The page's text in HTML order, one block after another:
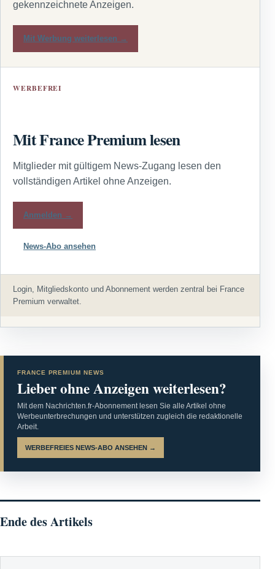
gekennzeichnete Anzeigen.
Mit Werbung weiterlesen →
WERBEFREI
Mit France Premium lesen
Mitglieder mit gültigem News-Zugang lesen den
vollständigen Artikel ohne Anzeigen.
Anmelden →
News-Abo ansehen
Login, Mitgliedskonto und Abonnement werden zentral bei France
Premium verwaltet.
FRANCE PREMIUM NEWS
Lieber ohne Anzeigen weiterlesen?
Mit dem Nachrichten.fr-Abonnement lesen Sie alle Artikel ohne
Werbeunterbrechungen und unterstützen zugleich die redaktionelle
Arbeit.
WERBEFREIES NEWS-ABO ANSEHEN →
Ende des Artikels